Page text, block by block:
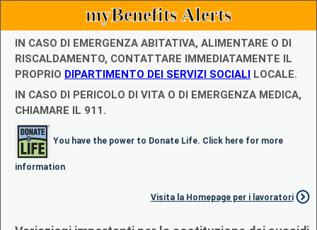
myBenefits Alerts
IN CASO DI EMERGENZA ABITATIVA, ALIMENTARE O DI
RISCALDAMENTO, CONTATTARE IMMEDIATAMENTE IL
PROPRIO DIPARTIMENTO DEI SERVIZI SOCIALI LOCALE.
IN CASO DI PERICOLO DI VITA O DI EMERGENZA MEDICA,
CHIAMARE IL 911.
You have the power to Donate Life. Click here for more
information
Visita la Homepage per i lavoratori